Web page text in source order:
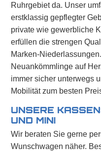
Ruhrgebiet da. Unser
erstklassig gepflegter
private wie gewerbliche
erfüllen die strengen
Marken-
Neuankömmlinge auf
immer sicher unterwegs
Mobilität zum besten
UNSERE
UND MINI
Wir beraten Sie gerne
Wunschwagen näher.